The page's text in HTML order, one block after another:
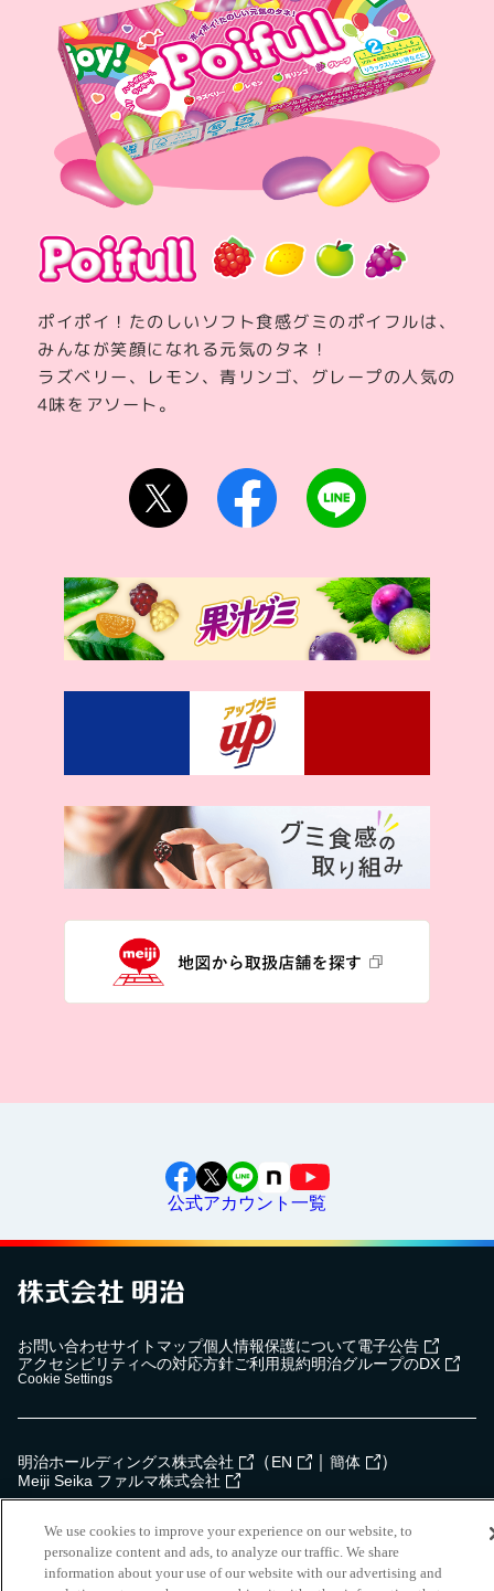
ポイポイ！たのしいソフト食感グミのポイフルは、
みんなが笑顔になれる元気のタネ！
ラズベリー、レモン、青リンゴ、グレープの人気の
4味をアソート。
公式アカウント一覧
お問い合わせサイトマップ個人情報保護について電子公告
アクセシビリティへの対応方針ご利用規約明治グループのDX
Cookie Settings
明治ホールディングス株式会社 （EN 簡体 ）
Meiji Seika ファルマ株式会社
Copyright Meiji Co., Ltd. All Rights Reserved.
We use cookies to improve your experience on our website, to
personalize content and ads, to analyze our traffic. We share
information about your use of our website with our advertising and